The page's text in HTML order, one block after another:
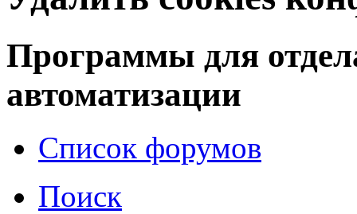
Программы для
автоматизации
Список форумов
Поиск